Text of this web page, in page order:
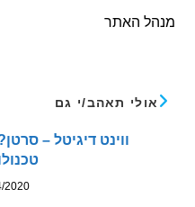
האתר
תאהב/י גם
ווינט דיגיטל – סרטן?
טכנולוגיית 5G
03/04/2020